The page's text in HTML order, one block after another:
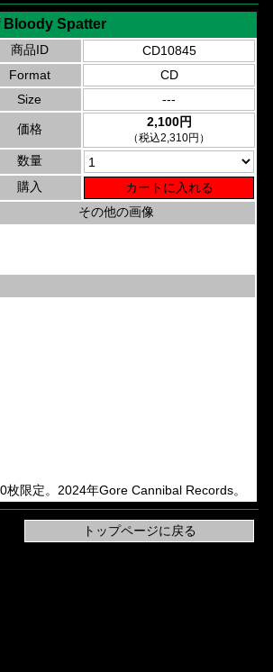
Bloody Spatter
商品ID
CD10845
Format
CD
Size
---
価格 2,100円
（税込2,310円）
数量
購入
その他の画像
限定。2024年Gore Cannibal Records。